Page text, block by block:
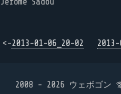
<-2013-01-06_20-02
2008 - 2026 ウェボゴ